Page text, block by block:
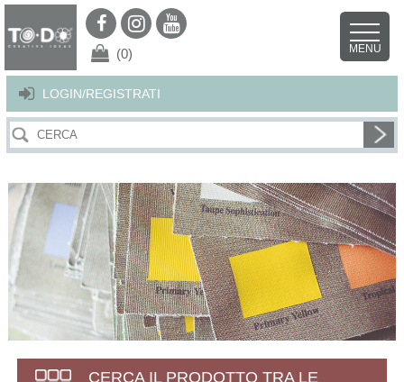
Per offrirti il miglior servizio possibile questo sito utilizza i cookies.
Continuando la navigazione nel sito autorizzi l’uso dei cookies. Per ulteriori
LOGIN/REGISTRATI
(0) MENU
CERCA IL PRODOTTO TRA LE